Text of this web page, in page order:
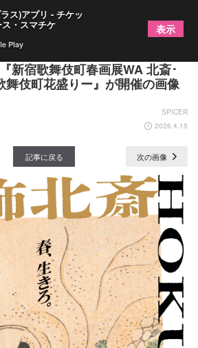
葛飾北斎の春画『蛸と海女』も
宿歌舞伎町春画展WA 北斎･
舞伎町花盛りー』が開催の画像
SPICER
2026.4.15
記事に戻る 次の画像
ス)アプリ - チケッ
ス・スマチケ
Play
表示